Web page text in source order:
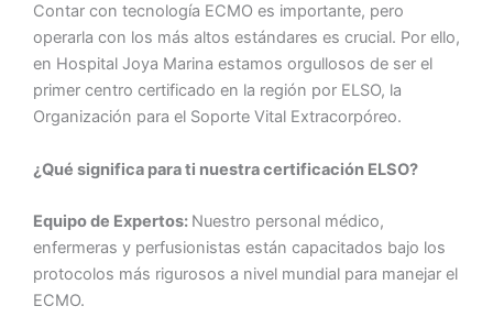
Contar con tecnología ECMO es importante, pero
operarla con los más altos estándares es crucial. Por ello,
en Hospital Joya Marina estamos orgullosos de ser el
primer centro certificado en la región por ELSO, la
Organización para el Soporte Vital Extracorpóreo.
¿Qué significa para ti nuestra certificación ELSO?
Equipo de Expertos: Nuestro personal médico,
enfermeras y perfusionistas están capacitados bajo los
protocolos más rigurosos a nivel mundial para manejar el
ECMO.